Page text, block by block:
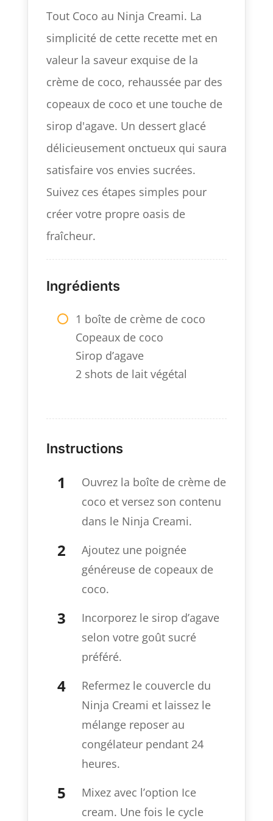
Tout Coco au Ninja Creami. La
simplicité de cette recette met en
valeur la saveur exquise de la
crème de coco, rehaussée par des
copeaux de coco et une touche de
sirop d'agave. Un dessert glacé
délicieusement onctueux qui saura
satisfaire vos envies sucrées.
Suivez ces étapes simples pour
créer votre propre oasis de
fraîcheur.
Ingrédients
1 boîte de crème de coco
Copeaux de coco
Sirop d’agave
2 shots de lait végétal
Instructions
Ouvrez la boîte de crème de
coco et versez son contenu
dans le Ninja Creami.
Ajoutez une poignée
généreuse de copeaux de
coco.
Incorporez le sirop d’agave
selon votre goût sucré
préféré.
Refermez le couvercle du
Ninja Creami et laissez le
mélange reposer au
congélateur pendant 24
heures.
Mixez avec l’option Ice
cream. Une fois le cycle